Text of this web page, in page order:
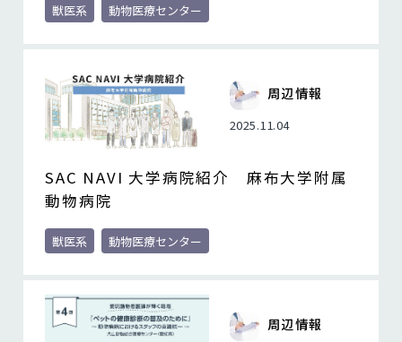
獣医系 動物医療センター
周辺情報
2025.11.04
SAC NAVI 大学病院紹介 麻布大学附属
動物病院
獣医系 動物医療センター
周辺情報